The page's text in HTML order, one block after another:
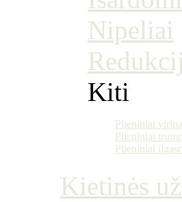
Nipeliai
Kiti
Plieniniai
Plieniniai
Plieniniai
Kietinės